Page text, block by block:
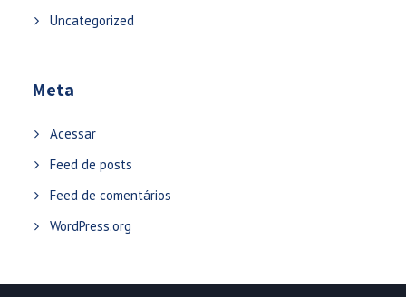
Uncategorized
Meta
Acessar
Feed de posts
Feed de comentários
WordPress.org